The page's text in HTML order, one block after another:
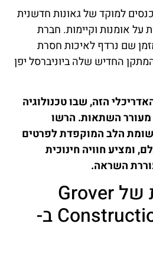
למוקד של גאונות חדשנית
אומנות וקיימות. חברת
שם נרדף לאיכות חסרת
החדיש שלה ביוניברסל יפן
הזה, שבו טכנולוגיה
השתאות. הרשו
הלב המוקפדת לפרטים
ומציע חוויה חינוכית
השראה.
סקירה כללית של Grover
Construction Company ב-